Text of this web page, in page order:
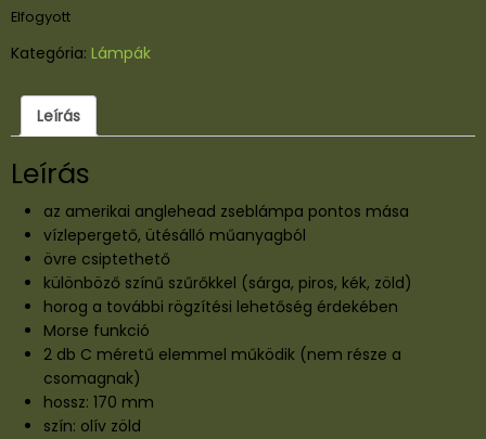
Elfogyott
Kategória: Lámpák
Leírás
Leírás
az amerikai anglehead zseblámpa pontos mása
vízlepergető, ütésálló műanyagból
övre csiptethető
különböző színű szűrőkkel (sárga, piros, kék, zöld)
horog a további rögzítési lehetőség érdekében
Morse funkció
2 db C méretű elemmel működik (nem része a
csomagnak)
hossz: 170 mm
szín: olív zöld